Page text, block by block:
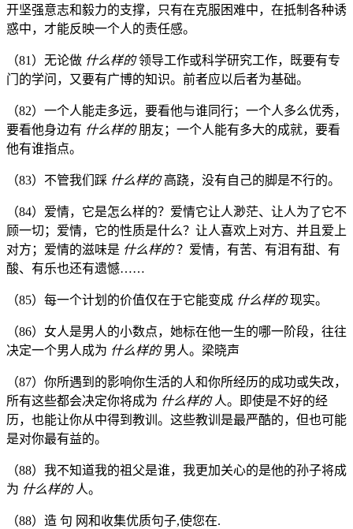
开坚强意志和毅力的支撑，只有在克服困难中，在抵制各种诱
惑中，才能反映一个人的责任感。
（81）无论做 什么样的领导工作或科学研究工作，既要有专
门的学问，又要有广博的知识。前者应以后者为基础。
（82）一个人能走多远，要看他与谁同行；一个人多么优秀，
要看他身边有 什么样的朋友；一个人能有多大的成就，要看
他有谁指点。
（83）不管我们踩 什么样的高跷，没有自己的脚是不行的。
（84）爱情，它是怎么样的？爱情它让人渺茫、让人为了它不
顾一切；爱情，它的性质是什么？让人喜欢上对方、并且爱上
对方；爱情的滋味是 什么样的？爱情，有苦、有泪有甜、有
酸、有乐也还有遗憾……
（85）每一个计划的价值仅在于它能变成 什么样的现实。
（86）女人是男人的小数点，她标在他一生的哪一阶段，往往
决定一个男人成为 什么样的男人。梁晓声
（87）你所遇到的影响你生活的人和你所经历的成功或失改，
所有这些都会决定你将成为 什么样的 人。即使是不好的经
历，也能让你从中得到教训。这些教训是最严酷的，但也可能
是对你最有益的。
（88）我不知道我的祖父是谁，我更加关心的是他的孙子将成
为 什么样的 人。
（88）造 句 网和收集优质句子,使您在.